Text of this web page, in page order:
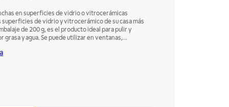
en superficies de vidrio o vitrocerámicas
superficies de vidrio y vitrocerámico de su casa más
de 200 g, es el producto ideal para pulir y
grasa y agua. Se puede utilizar en ventanas,